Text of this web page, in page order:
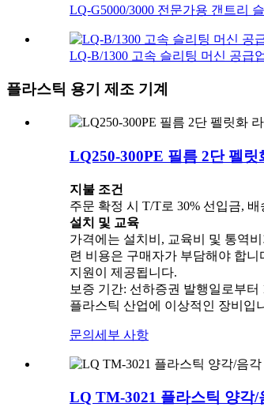
LQ-G5000/3000 전문가용 갠트리
LQ-B/1300 고속 슬리팅 머신 공급
플라스틱 용기 제조 기계
LQ250-300PE 필름 2단 펠릿
지불 조건
주문 확정 시 T/T로 30% 선입금,
설치 및 교육
가격에는 설치비, 교육비 및 통역
련 비용은 구매자가 부담해야 합
지원이 제공됩니다.
보증 기간: 선하증권 발행일로부터
플라스틱 산업에 이상적인 장비입
문의 세부 사항
LQ TM-3021 플라스틱 양각/